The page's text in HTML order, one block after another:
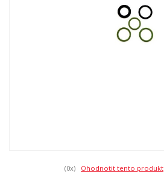
(0x) Ohodnotit tento produkt